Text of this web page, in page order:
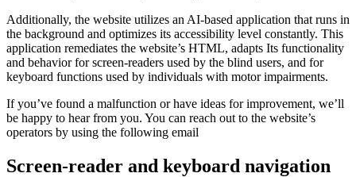
Additionally, the website utilizes an AI-based application that runs in
the background and optimizes its accessibility level constantly. This
application remediates the website’s HTML, adapts Its functionality
and behavior for screen-readers used by the blind users, and for
keyboard functions used by individuals with motor impairments.
If you’ve found a malfunction or have ideas for improvement, we’ll
be happy to hear from you. You can reach out to the website’s
operators by using the following email
Screen-reader and keyboard navigation